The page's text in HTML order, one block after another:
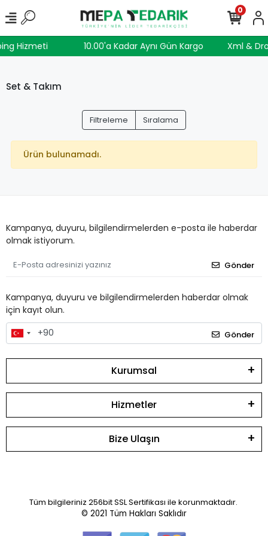
Hizmeti 10.00'a Kadar Aynı Gün Kargo Xml &
0
Set & Takım
Filtreleme Sıralama
Ürün bulunamadı.
Kampanya, duyuru, bilgilendirmelerden e-posta ile haberdar
olmak istiyorum.
Gönder
Kampanya, duyuru ve bilgilendirmelerden haberdar olmak
için kayıt olun.
Gönder
Kurumsal
Hizmetler
Bize Ulaşın
Tüm bilgileriniz 256bit SSL Sertifikası ile korunmaktadır.
© 2021 Tüm Hakları Saklıdır